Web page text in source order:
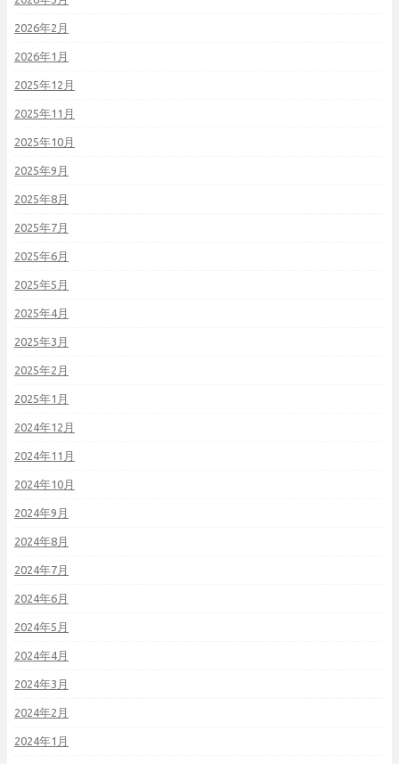
2026年2月
2026年1月
2025年12月
2025年11月
2025年10月
2025年9月
2025年8月
2025年7月
2025年6月
2025年5月
2025年4月
2025年3月
2025年2月
2025年1月
2024年12月
2024年11月
2024年10月
2024年9月
2024年8月
2024年7月
2024年6月
2024年5月
2024年4月
2024年3月
2024年2月
2024年1月